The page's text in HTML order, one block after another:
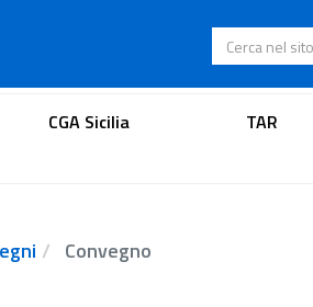
Cerca nel
dell'avvocato
CGA Sicilia TAR
Convegno